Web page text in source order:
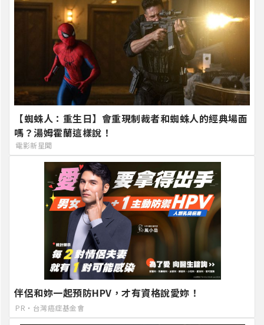
【蜘蛛人：重生日】會重現制裁者和蜘蛛人的經典場面
嗎？湯姆霍蘭這樣說！
電影新星聞
伴侶和妳一起預防HPV，才有資格說愛妳！
PR・台灣癌症基金會